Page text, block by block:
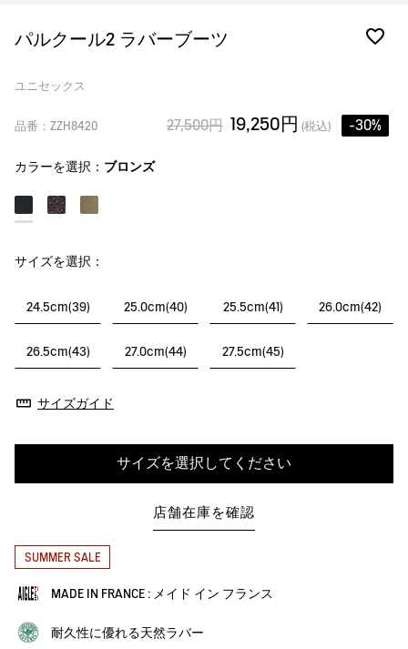
パルクール2 ラバーブーツ
ユニセックス
品番：ZZH8420 27,500円 19,250円 (税込) -30%
カラーを選択： ブロンズ
サイズを選択：
24.5cm(39) 25.0cm(40) 25.5cm(41) 26.0cm(42)
26.5cm(43) 27.0cm(44) 27.5cm(45)
サイズガイド
サイズを選択してください
店舗在庫を確認
SUMMER SALE
MADE IN FRANCE : メイド イン フランス
耐久性に優れる天然ラバー